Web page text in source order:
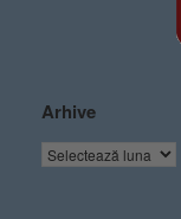
Arhive